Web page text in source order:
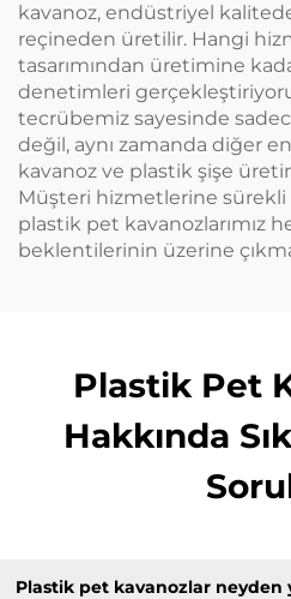
kavanoz, endüstriyel
reçineden üretilir. Hangi
tasarımından üretimine
denetimleri
tecrübemiz sayesinde
değil, aynı zamanda diğer
kavanoz ve plastik şişe
Müşteri hizmetlerine sürekli
plastik pet kavanozlarımız
beklentilerinin üzerine
Plastik Pet
Hakkında
Plastik pet kavanozlar neyden